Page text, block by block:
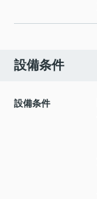
設備条件
設備条件